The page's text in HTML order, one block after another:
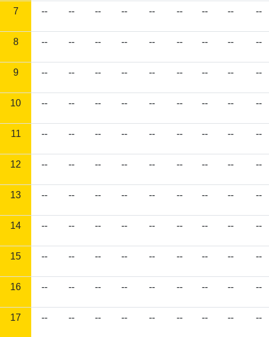
7 -- -- -- -- -- -- -- -- --
8 -- -- -- -- -- -- -- -- --
9 -- -- -- -- -- -- -- -- --
10 -- -- -- -- -- -- -- -- --
11 -- -- -- -- -- -- -- -- --
12 -- -- -- -- -- -- -- -- --
13 -- -- -- -- -- -- -- -- --
14 -- -- -- -- -- -- -- -- --
15 -- -- -- -- -- -- -- -- --
16 -- -- -- -- -- -- -- -- --
17 -- -- -- -- -- -- -- -- --